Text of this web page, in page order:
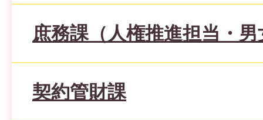
庶務課（人権推進担当・
契約管財課